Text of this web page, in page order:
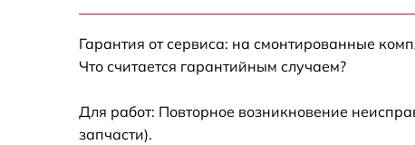
Ремонт встроенного дальнометра и
других устройств
Замена микросхемы логики
Гарантия от сервиса: на смонтированные
Что считается гарантийным случаем?
Для работ: Повторное возникновение
запчасти).